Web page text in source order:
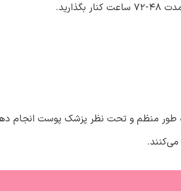
طور منظم و تحت نظر پزشک پوست انجام